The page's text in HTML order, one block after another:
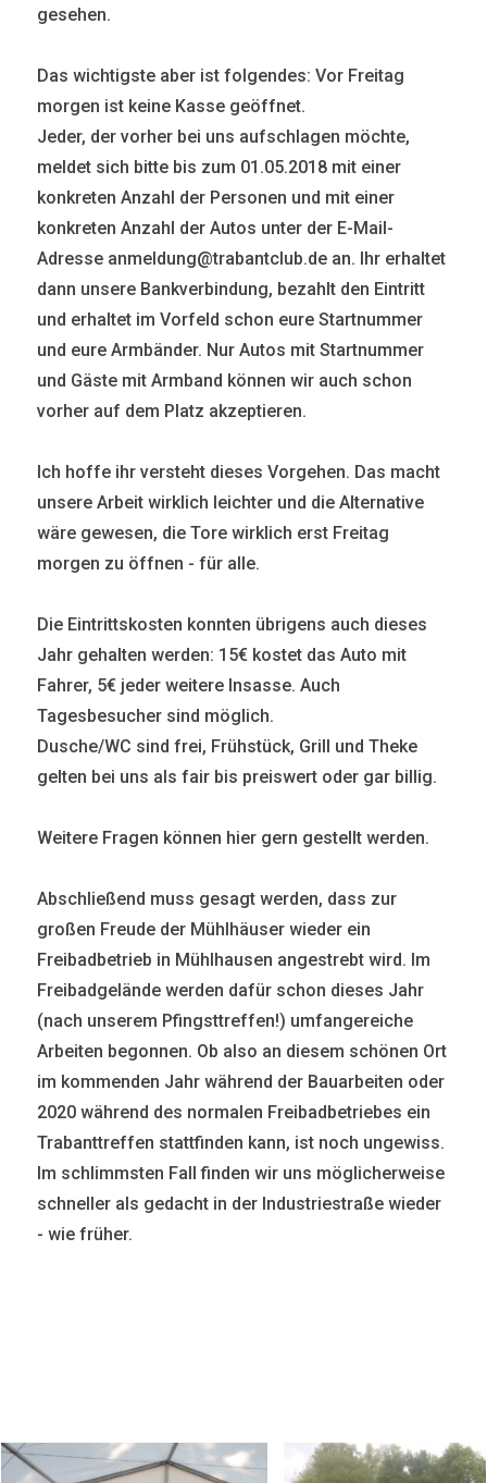
gesehen.
Das wichtigste aber ist folgendes: Vor Freitag
morgen ist keine Kasse geöffnet.
Jeder, der vorher bei uns aufschlagen möchte,
meldet sich bitte bis zum 01.05.2018 mit einer
konkreten Anzahl der Personen und mit einer
konkreten Anzahl der Autos unter der E-Mail-
Adresse anmeldung@trabantclub.de an. Ihr erhaltet
dann unsere Bankverbindung, bezahlt den Eintritt
und erhaltet im Vorfeld schon eure Startnummer
und eure Armbänder. Nur Autos mit Startnummer
und Gäste mit Armband können wir auch schon
vorher auf dem Platz akzeptieren.
Ich hoffe ihr versteht dieses Vorgehen. Das macht
unsere Arbeit wirklich leichter und die Alternative
wäre gewesen, die Tore wirklich erst Freitag
morgen zu öffnen - für alle.
Die Eintrittskosten konnten übrigens auch dieses
Jahr gehalten werden: 15€ kostet das Auto mit
Fahrer, 5€ jeder weitere Insasse. Auch
Tagesbesucher sind möglich.
Dusche/WC sind frei, Frühstück, Grill und Theke
gelten bei uns als fair bis preiswert oder gar billig.
Weitere Fragen können hier gern gestellt werden.
Abschließend muss gesagt werden, dass zur
großen Freude der Mühlhäuser wieder ein
Freibadbetrieb in Mühlhausen angestrebt wird. Im
Freibadgelände werden dafür schon dieses Jahr
(nach unserem Pfingsttreffen!) umfangereiche
Arbeiten begonnen. Ob also an diesem schönen Ort
im kommenden Jahr während der Bauarbeiten oder
2020 während des normalen Freibadbetriebes ein
Trabanttreffen stattfinden kann, ist noch ungewiss.
Im schlimmsten Fall finden wir uns möglicherweise
schneller als gedacht in der Industriestraße wieder
- wie früher.